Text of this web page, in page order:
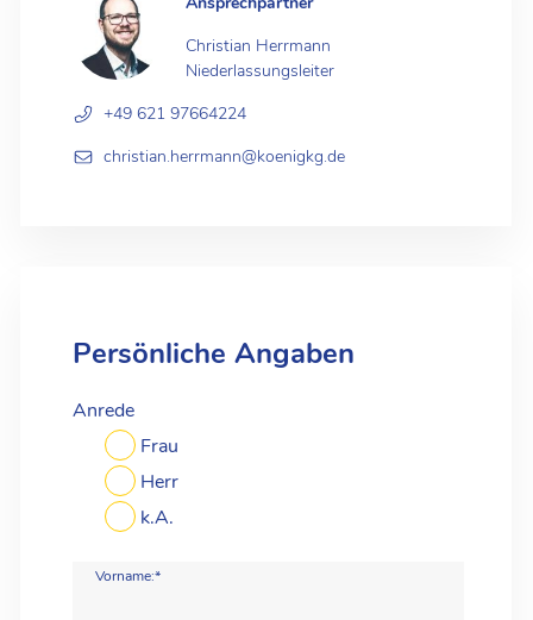
Christian Herrmann
Niederlassungsleiter
+49 621 97664224
christian.herrmann@koenigkg.de
Persönliche Angaben
Anrede
Frau
Herr
k.A.
Vorname:*